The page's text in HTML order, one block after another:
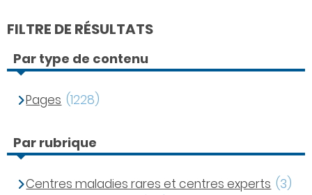
FILTRE DE RÉSULTATS
Par type de contenu
Pages (1228)
Par rubrique
Centres maladies rares et centres experts (3)